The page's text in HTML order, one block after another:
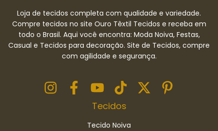
Loja de tecidos completa com qualidade e variedade.
Compre tecidos no site Ouro Têxtil Tecidos e receba em
todo o Brasil. Aqui você encontra: Moda Noiva, Festas,
Casual e Tecidos para decoração. Site de Tecidos, compre
com agilidade e segurança.
Tecidos
Tecido Noiva